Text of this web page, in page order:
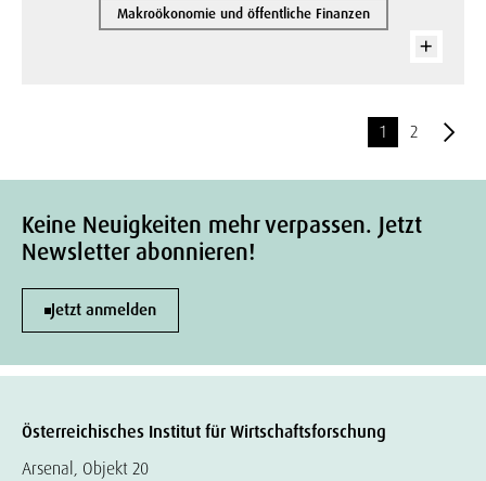
Makroökonomie und öffentliche Finanzen
1 2
Keine Neuigkeiten mehr verpassen. Jetzt
Newsletter abonnieren!
Jetzt anmelden
Österreichisches Institut für Wirtschaftsforschung
Arsenal, Objekt 20